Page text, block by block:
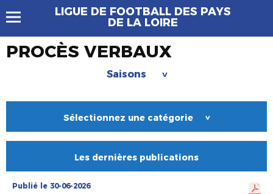
LIGUE DE FOOTBALL DES PAYS
DE LA LOIRE
PROCÈS VERBAUX
Saisons >
Sélectionnez une catégorie >
Les dernières publications
Publié le 30-06-2026